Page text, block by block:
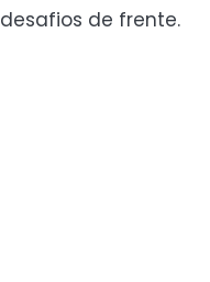
desafios de frente.